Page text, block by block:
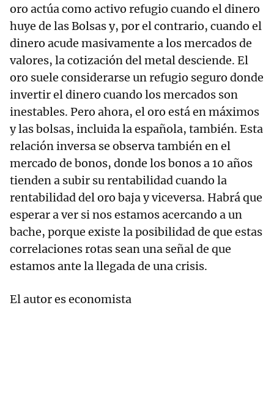
oro actúa como activo refugio cuando el dinero
huye de las Bolsas y, por el contrario, cuando el
dinero acude masivamente a los mercados de
valores, la cotización del metal desciende. El
oro suele considerarse un refugio seguro donde
invertir el dinero cuando los mercados son
inestables. Pero ahora, el oro está en máximos
y las bolsas, incluida la española, también. Esta
relación inversa se observa también en el
mercado de bonos, donde los bonos a 10 años
tienden a subir su rentabilidad cuando la
rentabilidad del oro baja y viceversa. Habrá que
esperar a ver si nos estamos acercando a un
bache, porque existe la posibilidad de que estas
correlaciones rotas sean una señal de que
estamos ante la llegada de una crisis.
El autor es economista